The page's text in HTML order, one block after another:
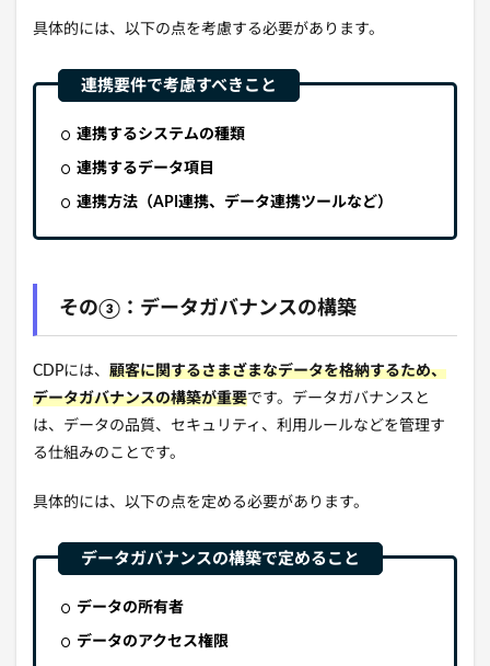
具体的には、 以下の点を考慮する必要があります。
連携するシステムの種類
連携するデータ項目
連携方法（API連携、データ連携ツールなど）
その③：データガバナンスの構築
CDPには、 顧客に関するさまざまなデータを格納するため、
データガバナンスの構築が重要です。 データガバナンスと
は、 データの品質、 セキュリティ、 利用ルールなどを管理す
る仕組みのことです。
具体的には、 以下の点を定める必要があります。
データの所有者
データのアクセス権限